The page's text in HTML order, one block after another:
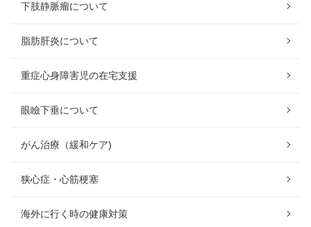
下肢静脈瘤について
脂肪肝炎について
重症心身障害児の在宅支援
眼瞼下垂について
がん治療（緩和ケア)
狭心症・心筋梗塞
海外に行く時の健康対策